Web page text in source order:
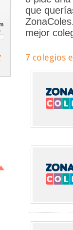
que
mejor
7 colegios